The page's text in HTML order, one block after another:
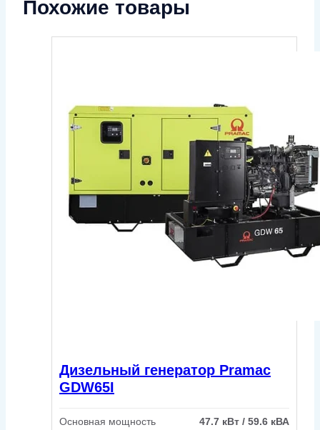
Похожие товары
Дизельный генератор Pramac
GDW65I
Основная мощность 47.7 кВт / 59.6 кВА